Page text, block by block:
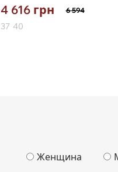
4 616 грн 6 594
37 40
Женщина